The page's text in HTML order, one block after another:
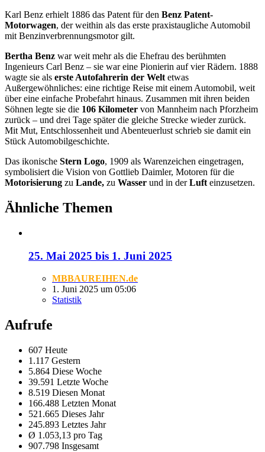
Karl Benz erhielt 1886 das Patent für den Benz Patent-
Motorwagen, der weithin als das erste praxistaugliche Automobil
mit Benzinverbrennungsmotor gilt.
Bertha Benz war weit mehr als die Ehefrau des berühmten
Ingenieurs Carl Benz – sie war eine Pionierin auf vier Rädern. 1888
wagte sie als erste Autofahrerin der Welt etwas
Außergewöhnliches: eine richtige Reise mit einem Automobil, weit
über eine einfache Probefahrt hinaus. Zusammen mit ihren beiden
Söhnen legte sie die 106 Kilometer von Mannheim nach Pforzheim
zurück – und drei Tage später die gleiche Strecke wieder zurück.
Mit Mut, Entschlossenheit und Abenteuerlust schrieb sie damit ein
Stück Automobilgeschichte.
Das ikonische Stern Logo, 1909 als Warenzeichen eingetragen,
symbolisiert die Vision von Gottlieb Daimler, Motoren für die
Motorisierung zu Lande, zu Wasser und in derLuft einzusetzen.
Ähnliche Themen
25. Mai 2025 bis 1. Juni 2025
MBBAUREIHEN.de
1. Juni 2025 um 05:06
Statistik
Aufrufe
607 Heute
1.117 Gestern
5.864 Diese Woche
39.591 Letzte Woche
8.519 Diesen Monat
166.488 Letzten Monat
521.665 Dieses Jahr
245.893 Letztes Jahr
Ø 1.053,13 pro Tag
907.798 Insgesamt